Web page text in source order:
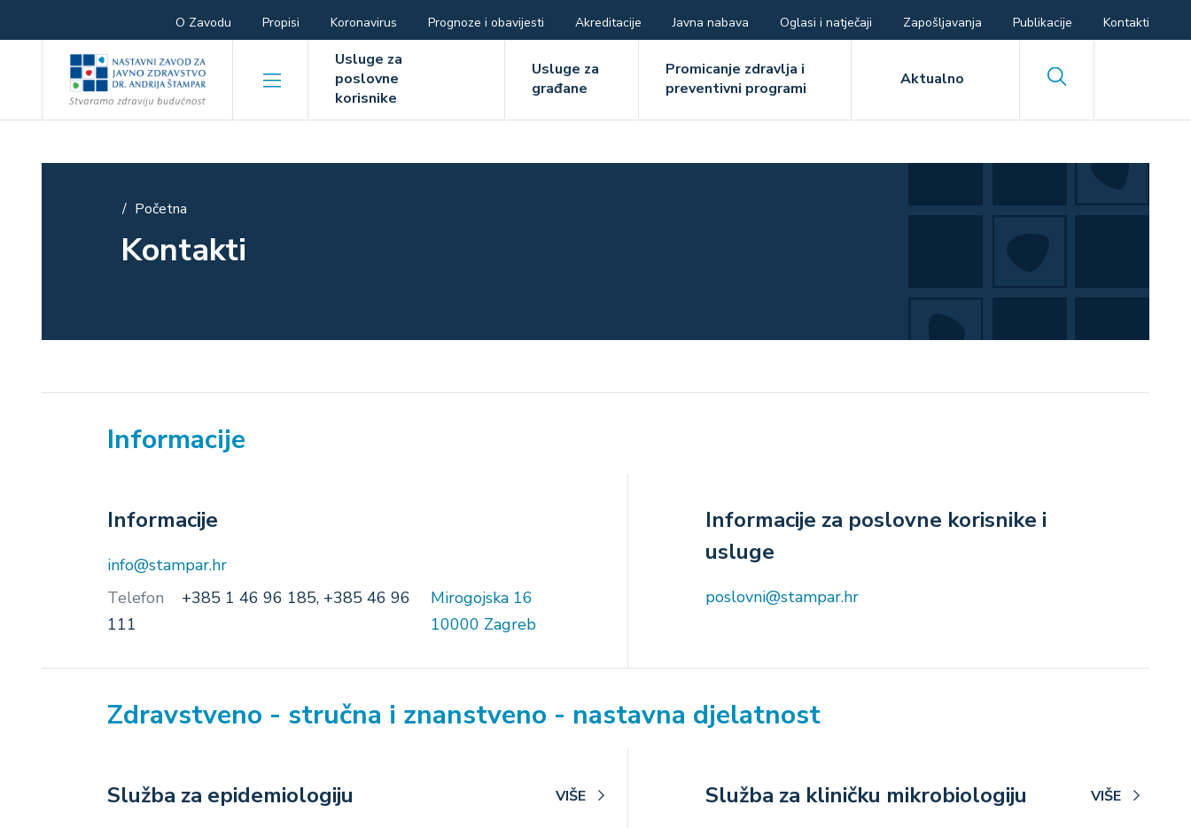
menu
O Zavodu Propisi Koronavirus Prognoze i obavijesti Akreditacije Javna nabava Oglasi i natječaji Zapošljavanja Publikacije Kontakti
Hamburger
menu
Usluge za
poslovne
korisnike
Usluge za
građane
Promicanje zdravlja i
preventivni programi
Aktualno Search
Breadcrumb
Početna
Kontakti
Informacije
Informacije
info@stampar.hr
Telefon
+385 1 46 96 185, +385 46 96
111
Mirogojska 16
10000 Zagreb
Informacije za poslovne korisnike i
usluge
poslovni@stampar.hr
Zdravstveno - stručna i znanstveno - nastavna djelatnost
Služba za epidemiologiju VIŠE Služba za kliničku mikrobiologiju VIŠE